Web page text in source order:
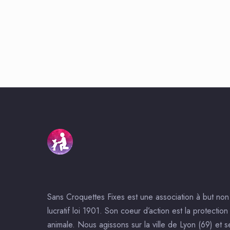
Sans Croquettes Fixes est une association à but non
lucratif loi 1901. Son coeur d’action est la protection
animale. Nous agissons sur la ville de Lyon (69) et